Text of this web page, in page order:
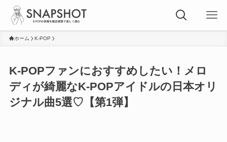
ホーム K-POP
K-POPファンにおすすめしたい！メロ
ディが綺麗なK-POPアイドルの日本オリ
ジナル曲5選♡【第1弾】